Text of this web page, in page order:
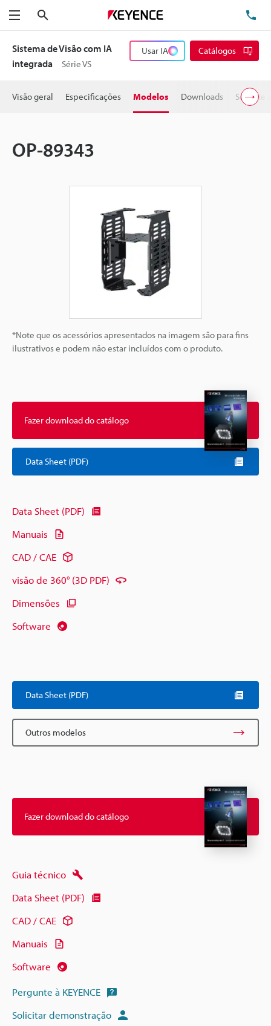
Menu
Sistema de Visão com IA
integrada
Série VS
Usar IA Catálogos
Visão geral Especificações Modelos Downloads Suporte
OP-89343
*Note que os acessórios apresentados na imagem são para fins
ilustrativos e podem não estar incluídos com o produto.
Fazer download do catálogo
Data Sheet (PDF)
Data Sheet (PDF)
Manuais
CAD / CAE
visão de 360° (3D PDF)
Dimensões
Software
Data Sheet (PDF)
Outros modelos
Fazer download do catálogo
Guia técnico
Data Sheet (PDF)
CAD / CAE
Manuais
Software
Pergunte à KEYENCE
Solicitar demonstração